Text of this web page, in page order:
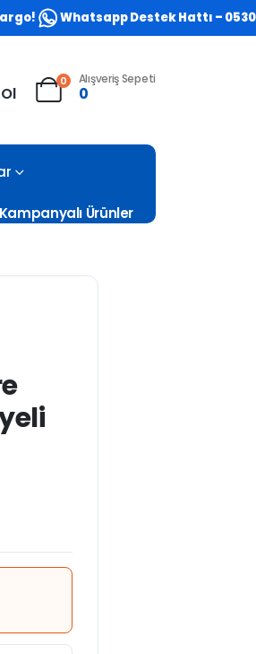
Whatsapp Destek Hattı – 0530 773
0 Alışveriş Sepeti
0
Kampanyalı Ürünler